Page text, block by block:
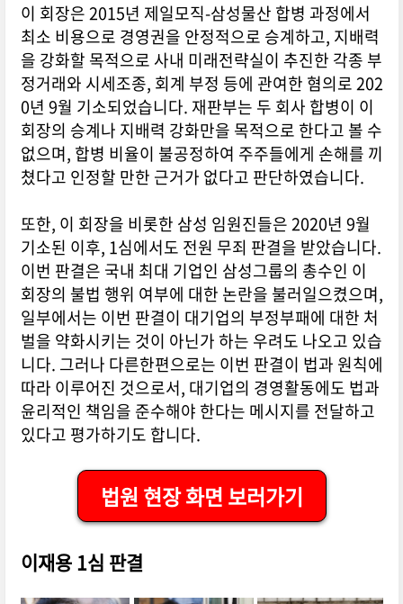
이 회장은 2015년 제일모직-삼성물산 합병 과정에서
최소 비용으로 경영권을 안정적으로 승계하고, 지배력
을 강화할 목적으로 사내 미래전략실이 추진한 각종 부
정거래와 시세조종, 회계 부정 등에 관여한 혐의로 202
0년 9월 기소되었습니다. 재판부는 두 회사 합병이 이
회장의 승계나 지배력 강화만을 목적으로 한다고 볼 수
없으며, 합병 비율이 불공정하여 주주들에게 손해를 끼
쳤다고 인정할 만한 근거가 없다고 판단하였습니다.
또한, 이 회장을 비롯한 삼성 임원진들은 2020년 9월
기소된 이후, 1심에서도 전원 무죄 판결을 받았습니다.
이번 판결은 국내 최대 기업인 삼성그룹의 총수인 이
회장의 불법 행위 여부에 대한 논란을 불러일으켰으며,
일부에서는 이번 판결이 대기업의 부정부패에 대한 처
벌을 약화시키는 것이 아닌가 하는 우려도 나오고 있습
니다. 그러나 다른한편으로는 이번 판결이 법과 원칙에
따라 이루어진 것으로서, 대기업의 경영활동에도 법과
윤리적인 책임을 준수해야 한다는 메시지를 전달하고
있다고 평가하기도 합니다.
법원 현장 화면 보러가기
이재용 1심 판결